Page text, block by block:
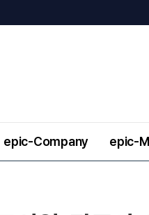
epic-Company epic-